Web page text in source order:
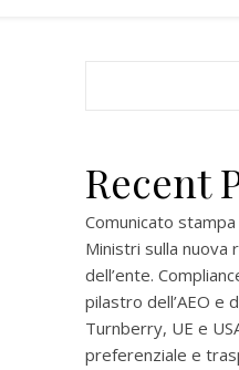
Recent
Comunicato
Ministri sulla nuova
dell’ente.
pilastro dell’AEO e
Turnberry, UE e
preferenziale e